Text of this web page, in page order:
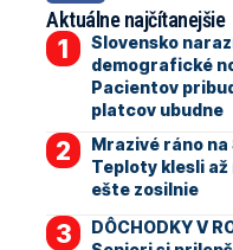
Aktuálne najčítanejšie
Slovensko
demografické
Pacientov
platcov ubudne
Mrazivé ráno
Teploty klesli až
ešte zosilnie
DÔCHODKY V